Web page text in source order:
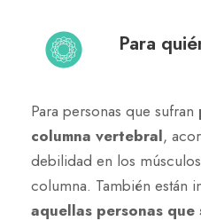
Para
Para personas que sufran
columna vertebral,
debilidad en los
columna. También están
aquellas personas